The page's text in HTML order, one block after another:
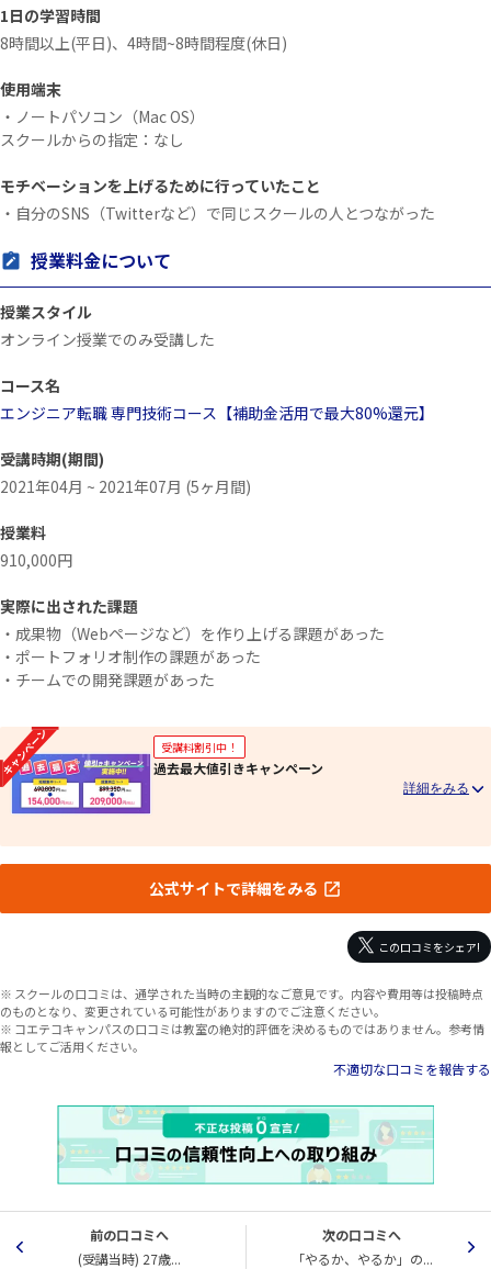
1日の学習時間
8時間以上(平日)、4時間~8時間程度(休日)
使用端末
・ノートパソコン（Mac OS）
スクールからの指定：なし
モチベーションを上げるために行っていたこと
・自分のSNS（Twitterなど）で同じスクールの人とつながった
授業料金について
授業スタイル
オンライン授業でのみ受講した
コース名
エンジニア転職 専門技術コース【補助金活用で最大80%還元】
受講時期(期間)
2021年04月 ~ 2021年07月 (5ヶ月間)
授業料
910,000円
実際に出された課題
・成果物（Webページなど）を作り上げる課題があった
・ポートフォリオ制作の課題があった
・チームでの開発課題があった
受講料割引中！
過去最大値引きキャンペーン
公式サイトで詳細をみる
この口コミをシェア!
※ スクールの口コミは、通学された当時の主観的なご意見です。内容や費用等は投稿時点
のものとなり、変更されている可能性がありますのでご注意ください。
※ コエテコキャンパスの口コミは教室の絶対的評価を決めるものではありません。参考情
報としてご活用ください。
不適切な口コミを報告する
前の口コミへ
(受講当時) 27歳...
次の口コミへ
「やるか、やるか」の...